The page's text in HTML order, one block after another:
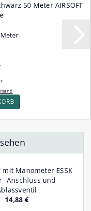
50 Meter AIRSOFT
Manometer ESSK
Anschluss und
14,88 €